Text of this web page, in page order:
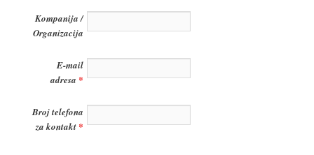
Kompanija /
Organizacija
E-mail
adresa *
Broj telefona
za kontakt *